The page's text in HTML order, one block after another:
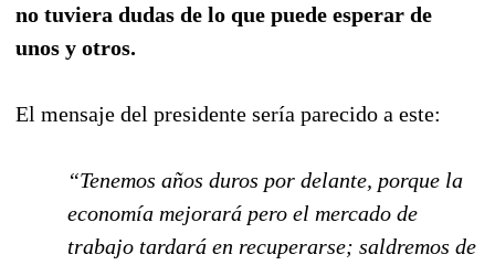
no tuviera dudas de lo que puede esperar de
unos y otros.
El mensaje del presidente sería parecido a este:
“Tenemos años duros por delante, porque la
economía mejorará pero el mercado de
trabajo tardará en recuperarse; saldremos de